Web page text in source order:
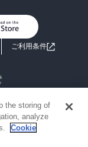
ノベ
せ
ご利用条件
Inc.
market only
the storing of
analyze
Cookie